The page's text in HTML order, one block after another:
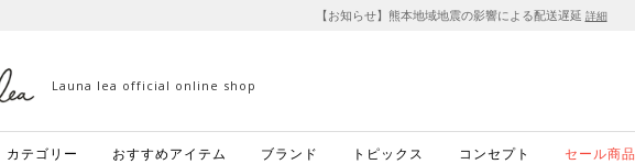
【お知らせ】熊本地域地震の影響による配送遅延 詳細
Launa lea official online shop
カテゴリー おすすめアイテム ブランド トピックス コンセプト セール商品